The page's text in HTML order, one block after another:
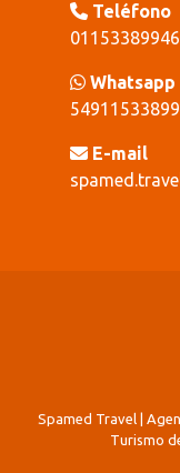
Teléfono
01153389946
Whatsapp
E-mail
Spamed Travel |
Turismo